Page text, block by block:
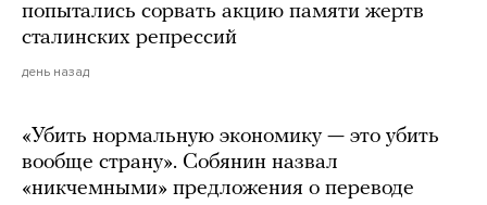
попытались сорвать акцию памяти жертв
сталинских репрессий
день назад
«Убить нормальную экономику — это убить
вообще страну». Собянин назвал
«никчемными» предложения о переводе